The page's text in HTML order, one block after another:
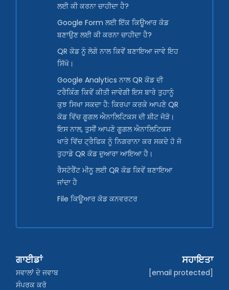
ਲਈ ਕੀ ਕਰਨਾ ਚਾਹੀਦਾ ਹੈ?
Google Form ਲਈ ਇੱਕ ਕਿਊਆਰ ਕੋਡ
ਬਣਾਉਣ ਲਈ ਕੀ ਕਰਨਾ ਚਾਹੀਦਾ ਹੈ?
QR ਕੋਡ ਨੂੰ ਲੋਗੋ ਨਾਲ ਕਿਵੇਂ ਬਣਾਇਆ ਜਾਵੇ ਇਹ
ਸਿੱਖੋ।
Google Analytics ਨਾਲ QR ਕੋਡ ਦੀ
ਟਰੈਕਿੰਗ ਕਿਵੇਂ ਕੀਤੀ ਜਾਵੇਗੀ ਇਸ ਬਾਰੇ ਤੁਹਾਨੂੰ
ਕੁਝ ਸਿਖਾ ਸਕਦਾ ਹੈ: ਕਿਰਪਾ ਕਰਕੇ ਆਪਣੇ QR
ਕੋਡ ਵਿੱਚ ਗੂਗਲ ਐਨਾਲਿਟਿਕਸ ਦੀ ਸ਼ੀਟ ਜੋੜੋ।
ਇਸ ਨਾਲ, ਤੁਸੀਂ ਆਪਣੇ ਗੂਗਲ ਐਨਾਲਿਟਿਕਸ
ਖਾਤੇ ਵਿੱਚ ਟ੍ਰੈਫਿਕ ਨੂੰ ਨਿਗਰਾਨਾ ਕਰ ਸਕਦੇ ਹੋ ਜੋ
ਤੁਹਾਡੇ QR ਕੋਡ ਦੁਆਰਾ ਆਇਆ ਹੈ।
ਰੈਸਟੋਰੈਂਟ ਮੀਨੂ ਲਈ QR ਕੋਡ ਕਿਵੇਂ ਬਣਾਇਆ
ਜਾਂਦਾ ਹੈ
File ਕਿਊਆਰ ਕੋਡ ਕਨਵਰਟਰ
ਗਾਈਡਾਂ
ਸਵਾਲਾਂ ਦੇ ਜਵਾਬ
ਸੰਪਰਕ ਕਰੋ
ਸਹਾਇਤਾ
[email protected]